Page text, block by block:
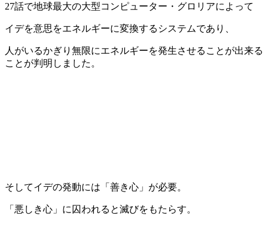
27話で地球最大の大型コンピューター・グロリアによって
イデを意思をエネルギーに変換するシステムであり、
人がいるかぎり無限にエネルギーを発生させることが出来る
ことが判明しました。
そしてイデの発動には「善き心」が必要。
「悪しき心」に囚われると滅びをもたらす。